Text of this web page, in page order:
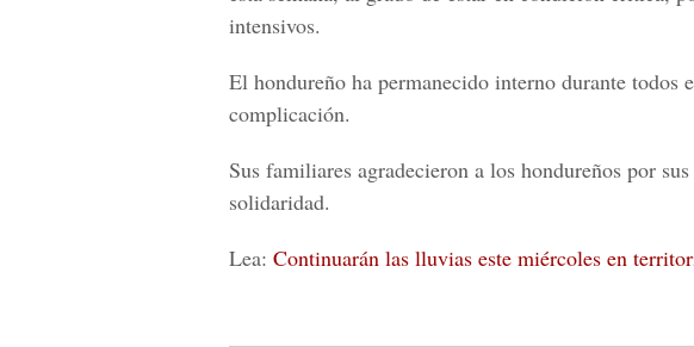
intensivos.
El hondureño ha permanecido interno durante todos
complicación.
Sus familiares agradecieron a los hondureños por
solidaridad.
Lea: Continuarán las lluvias este miércoles en